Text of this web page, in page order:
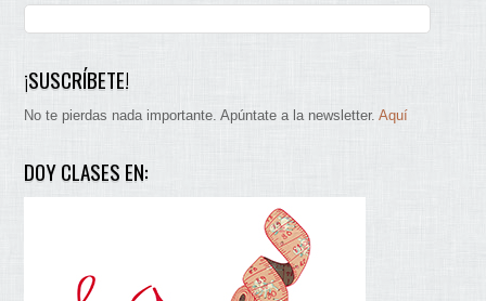
¡SUSCRÍBETE!
No te pierdas nada importante. Apúntate a la newsletter.Aquí
DOY CLASES EN: